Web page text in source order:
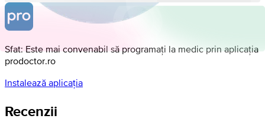
Sfat: Este mai convenabil să programați la medic prin aplicația
prodoctor.ro
Instalează aplicația
Recenzii